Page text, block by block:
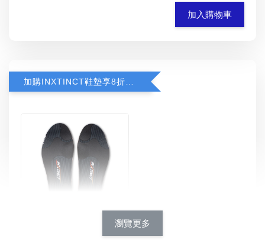
加入購物車
INXTINCT 運動款鞋墊
瀏覽更多